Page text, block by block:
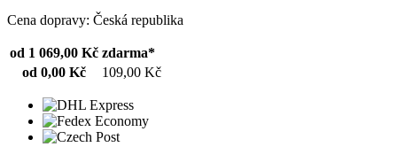
Cena dopravy: Česká republika
od 1 069,00 Kč zdarma*
od 0,00 Kč
109,00 Kč